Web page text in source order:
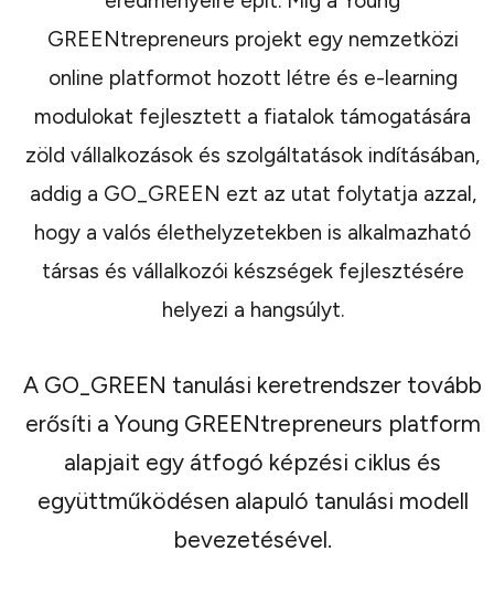
GREENtrepreneurs projekt egy nemzetközi
online platformot hozott létre és e-learning
modulokat fejlesztett a fiatalok támogatására
zöld vállalkozások és szolgáltatások indításában,
addig a GO_GREEN ezt az utat folytatja azzal,
hogy a valós élethelyzetekben is alkalmazható
társas és vállalkozói készségek fejlesztésére
helyezi a hangsúlyt.
A GO_GREEN tanulási keretrendszer tovább
erősíti a Young GREENtrepreneurs platform
alapjait egy átfogó képzési ciklus és
együttműködésen alapuló tanulási modell
bevezetésével.